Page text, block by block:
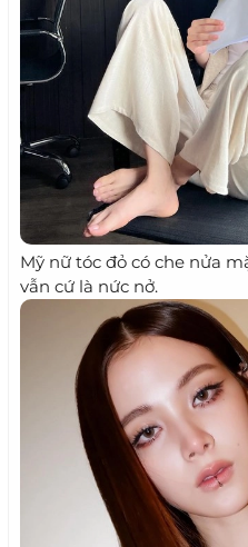
Mỹ nữ tóc đỏ có che nửa
vẫn cứ là nức nở.